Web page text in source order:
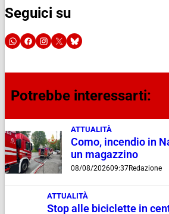
Seguici su
Potrebbe interessarti:
ATTUALITÀ
Como, incendio in
un magazzino
08/08/202609:37Redazione
ATTUALITÀ
Stop alle biciclette in